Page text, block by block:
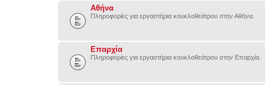
Αθήνα
Πληροφορίες για εργαστήρια κουκλοθεάτρου στην Αθήνα.
Επαρχία
Πληροφορίες για εργαστήρια κουκλοθεάτρου στην Επαρχία.